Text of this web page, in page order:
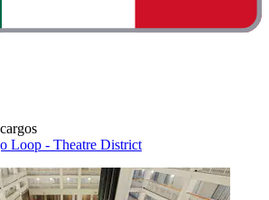
Loop - Theatre District